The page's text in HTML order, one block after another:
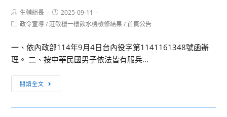
實
施
畫
殊
奧
匹
克
運
能
Post
author:
生輔組長
Post
published:
2025-09-11
Post政令宣導 / 莊敬樓一樓飲水機檢修結果 / 首頁公告
一、依內政部114年9月4日台內役字第1141161348號函辦
理。 二、按中華民國男子依法皆有服兵...
閱讀全文
政
部